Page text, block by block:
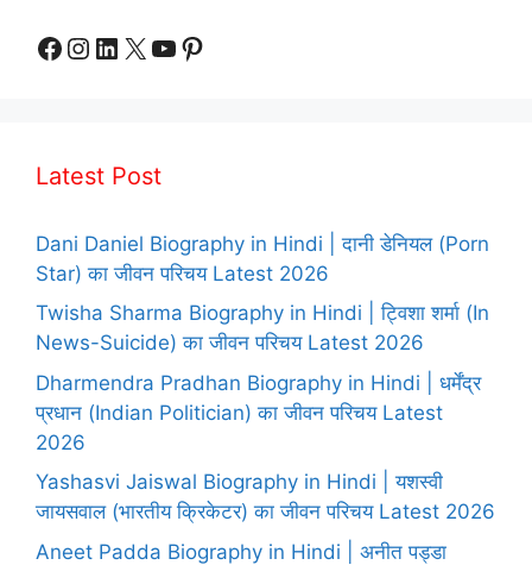
Facebook
Instagram
LinkedIn
X YouTube
Pinterest
Latest Post
Dani Daniel Biography in Hindi | दानी डेनियल (Porn
Star) का जीवन परिचय Latest 2026
Twisha Sharma Biography in Hindi | ट्विशा शर्मा (In
News-Suicide) का जीवन परिचय Latest 2026
Dharmendra Pradhan Biography in Hindi | धर्मेंद्र
प्रधान (Indian Politician) का जीवन परिचय Latest
2026
Yashasvi Jaiswal Biography in Hindi | यशस्वी
जायसवाल (भारतीय क्रिकेटर) का जीवन परिचय Latest 2026
Aneet Padda Biography in Hindi | अनीत पड्डा